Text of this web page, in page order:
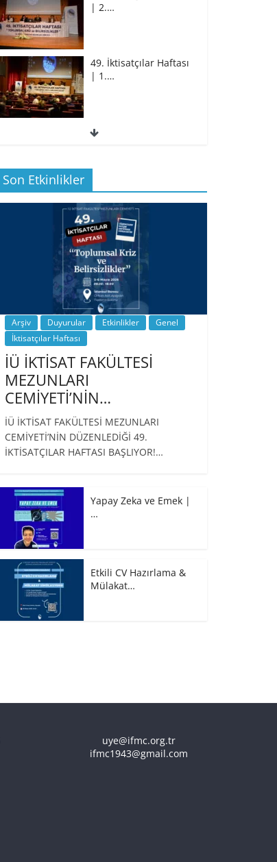
| 2.…
49. İktisatçılar Haftası
| 1.…
49. İktisatçılar Haftası
BİZ İKTİSATLILAR:
İÇİMİZDEN BİRİ PROF.…
Son Etkinlikler
Arşiv Duyurular Etkinlikler
Genel
İktisatçılar Haftası
İÜ İKTİSAT FAKÜLTESİ
MEZUNLARI
CEMİYETİ’NİN…
İÜ İKTİSAT FAKÜLTESİ MEZUNLARI
CEMİYETİ’NİN DÜZENLEDİĞİ 49.
İKTİSATÇILAR HAFTASI BAŞLIYOR!…
Yapay Zeka ve Emek |
…
Etkili CV Hazırlama &
Mülakat…
uye@ifmc.org.tr
ifmc1943@gmail.com